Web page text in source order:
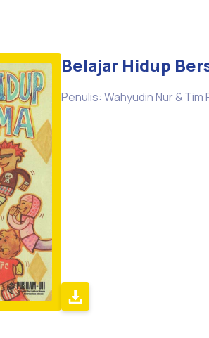
Belajar Hidup
Penulis: Wahyudin Nur & Tim